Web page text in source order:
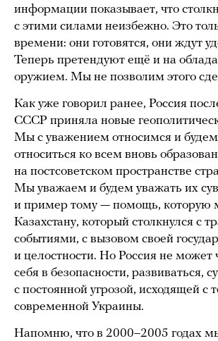
информации показывает, что
с этими силами неизбежно. Это
времени: они готовятся, они ждут
Теперь претендуют ещё и на
оружием. Мы не позволим этого
Как уже говорил ранее, Россия
СССР приняла новые
Мы с уважением относимся и
относиться ко всем вновь
на постсоветском пространстве
Мы уважаем и будем уважать их
и пример тому — помощь, которую
Казахстану, который столкнулся с
событиями, с вызовом своей
и целостности. Но Россия не может
себя в безопасности, развиваться,
с постоянной угрозой, исходящей с
современной Украины.
Напомню, что в 2000–2005 годах